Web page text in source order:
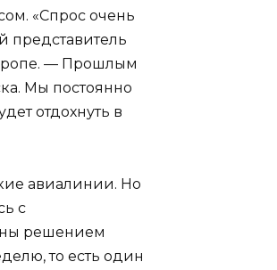
«Спрос очень
представитель
— Прошлым
Мы постоянно
отдохнуть в
авиалинии. Но
с
решением
то есть один